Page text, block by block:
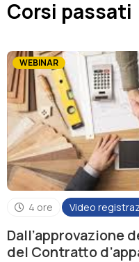
Corsi passati
WEBINAR
4 ore Video
Dall’approvazione
del Contratto